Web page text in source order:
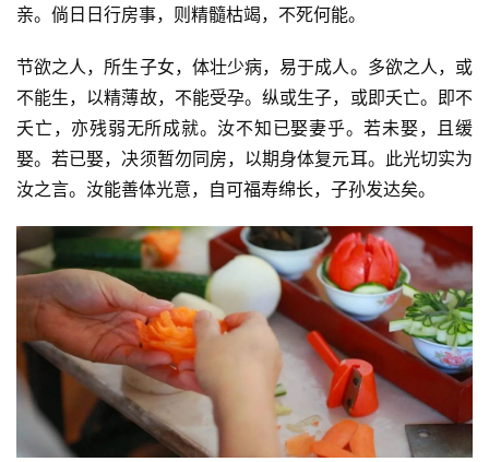
亲。倘日日行房事，则精髓枯竭，不死何能。
节欲之人，所生子女，体壮少病，易于成人。多欲之人，或
不能生，以精薄故，不能受孕。纵或生子，或即夭亡。即不
夭亡，亦残弱无所成就。汝不知已娶妻乎。若未娶，且缓
娶。若已娶，决须暂勿同房，以期身体复元耳。此光切实为
汝之言。汝能善体光意，自可福寿绵长，子孙发达矣。